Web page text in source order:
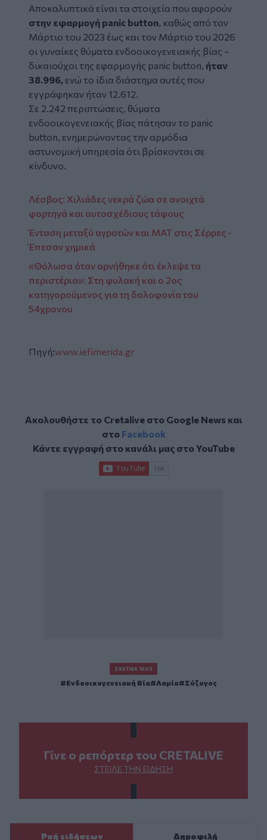
Αποκαλυπτικά είναι τα στοιχεία που αφορούν
στην εφαρμογή panic button, καθώς από τον
Μάρτιο του 2023 έως και τον Μάρτιο του 2026
οι γυναίκες θύματα ενδοοικογενειακής βίας –
δικαιούχοι της εφαρμογής panic button, ήταν
38.996, ενώ το ίδια διάστημα αυτές που
εγγράφηκαν ήταν 12.612.
Σε 2.242 περιπτώσεις, θύματα
ενδοοικογενειακής βίας πάτησαν το panic
button, ενημερώνοντας την αρμόδια
αστυνομική υπηρεσία ότι βρίσκονται σε
κίνδυνο.
Λέσβος: Χιλιάδες νεκρά ζώα σε ανοιχτά
φορτηγά και αυτοσχέδιους τάφους
Ένταση μεταξύ αγροτών και ΜΑΤ στις Σέρρες -
Έπεσαν χημικά
«Θόλωσα όταν αρνήθηκε ότι έκλεψε τα
περιστέρια»: Στη φυλακή και ο 2ος
κατηγορούμενος για τη δολοφονία του
54χρονου
Πηγή:www.iefimerida.gr
Ακολουθήστε το Cretalive στο Google Newsκαι
στο Facebook
Κάντε εγγραφή στο κανάλι μας στοYouTube
ΣΧΕΤΙΚΆ TAGS
Ενδοοικογενειακή Βία Λαμία Σύζυγος
Γίνε ο ρεπόρτερ του CRETALIVE
ΣΤΕΊΛΕ ΤΗΝ ΕΊΔΗΣΗ
Ροή ειδήσεων Δημοφιλή